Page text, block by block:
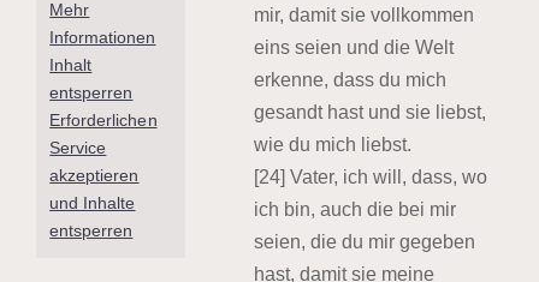
mir, damit sie vollkommen
eins seien und die Welt
erkenne, dass du mich
gesandt hast und sie liebst,
wie du mich liebst.
[24] Vater, ich will, dass, wo
ich bin, auch die bei mir
seien, die du mir gegeben
hast, damit sie meine
Mehr
Informationen
Inhalt
entsperren
Erforderlichen
Service
akzeptieren
und Inhalte
entsperren